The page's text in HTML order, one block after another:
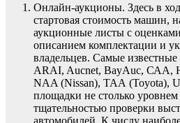
Онлайн-аукционы. Здесь в
стартовая стоимость машин,
аукционные листы с
описанием комплектации и
владельцев. Самые
ARAI, Aucnet, BayAuc, САА,
NAA (Nissan), ТАА (Toyota),
площадки не столько уровнем
тщательностью проверки
автомобилей. К числу